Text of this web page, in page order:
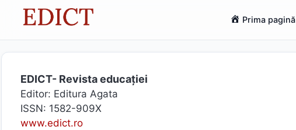
Prima pagină
EDICT- Revista educației
Editor: Editura Agata
ISSN: 1582-909X
www.edict.ro